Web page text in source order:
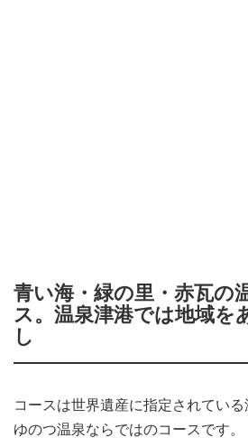
青い海・緑の里・赤瓦の
ス。温泉津港では地域を
し
コースは世界遺産に指定されている
ゆのつ温泉ならではのコースです。